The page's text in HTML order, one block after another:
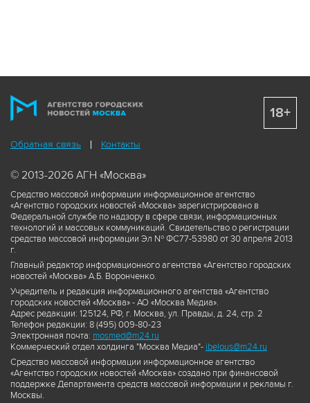
Обратная связь Контакты
© 2013-2026 АГН «Москва»
Средство массовой информации информационное агентство
«Агентство городских новостей «Москва» зарегистрировано в
Федеральной службе по надзору в сфере связи, информационных
технологий и массовых коммуникаций. Свидетельство о регистрации
средства массовой информации Эл № ФС77-53980 от 30 апреля 2013
г.
Главный редактор информационного агентства «Агентство городских
новостей «Москва» А.Б. Воронченко.
Учредитель и редакция информационного агентства «Агентство
городских новостей «Москва» - АО «Москва Медиа».
Адрес редакции: 125124, РФ, г. Москва, ул. Правды, д. 24, стр. 2
Телефон редакции: 8 (495) 009-80-23
Электронная почта: mosmed@m24.ru
Коммерческий отдел холдинга "Москва Медиа"- ibelous@m24.ru
Средство массовой информации информационное агентство
«Агентство городских новостей «Москва» создано при финансовой
поддержке Департамента средств массовой информации и рекламы г.
Москвы.
18+